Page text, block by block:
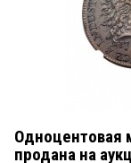
Одноцентовая
продана на